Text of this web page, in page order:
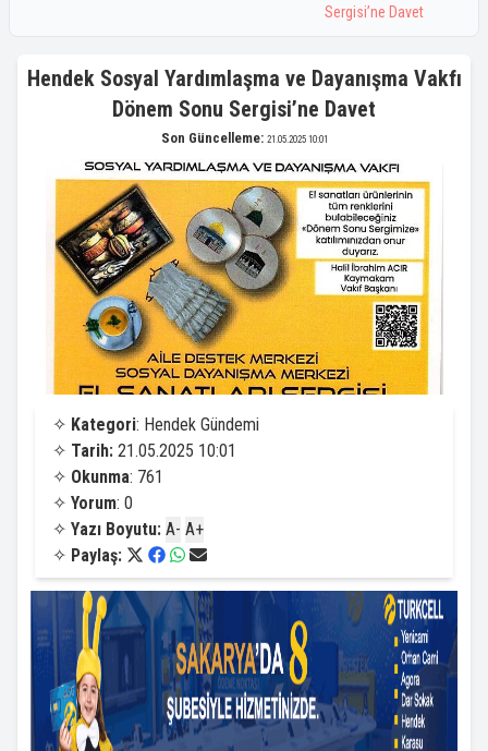
Sergisi’ne Davet
Hendek Sosyal Yardımlaşma ve Dayanışma Vakfı
Dönem Sonu Sergisi’ne Davet
Son Güncelleme: 21.05.2025 10:01
✧ Kategori: Hendek Gündemi
✧ Tarih: 21.05.2025 10:01
✧ Okunma: 761
✧ Yorum: 0
✧ Yazı Boyutu: A- A+
✧ Paylaş: